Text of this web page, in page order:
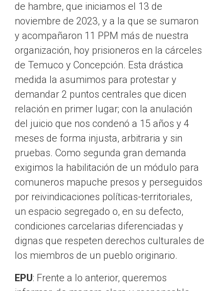
de hambre, que iniciamos el 13 de
noviembre de 2023, y a la que se sumaron
y acompañaron 11 PPM más de nuestra
organización, hoy prisioneros en la cárceles
de Temuco y Concepción. Esta drástica
medida la asumimos para protestar y
demandar 2 puntos centrales que dicen
relación en primer lugar; con la anulación
del juicio que nos condenó a 15 años y 4
meses de forma injusta, arbitraria y sin
pruebas. Como segunda gran demanda
exigimos la habilitación de un módulo para
comuneros mapuche presos y perseguidos
por reivindicaciones políticas-territoriales,
un espacio segregado o, en su defecto,
condiciones carcelarias diferenciadas y
dignas que respeten derechos culturales de
los miembros de un pueblo originario.
EPU: Frente a lo anterior, queremos